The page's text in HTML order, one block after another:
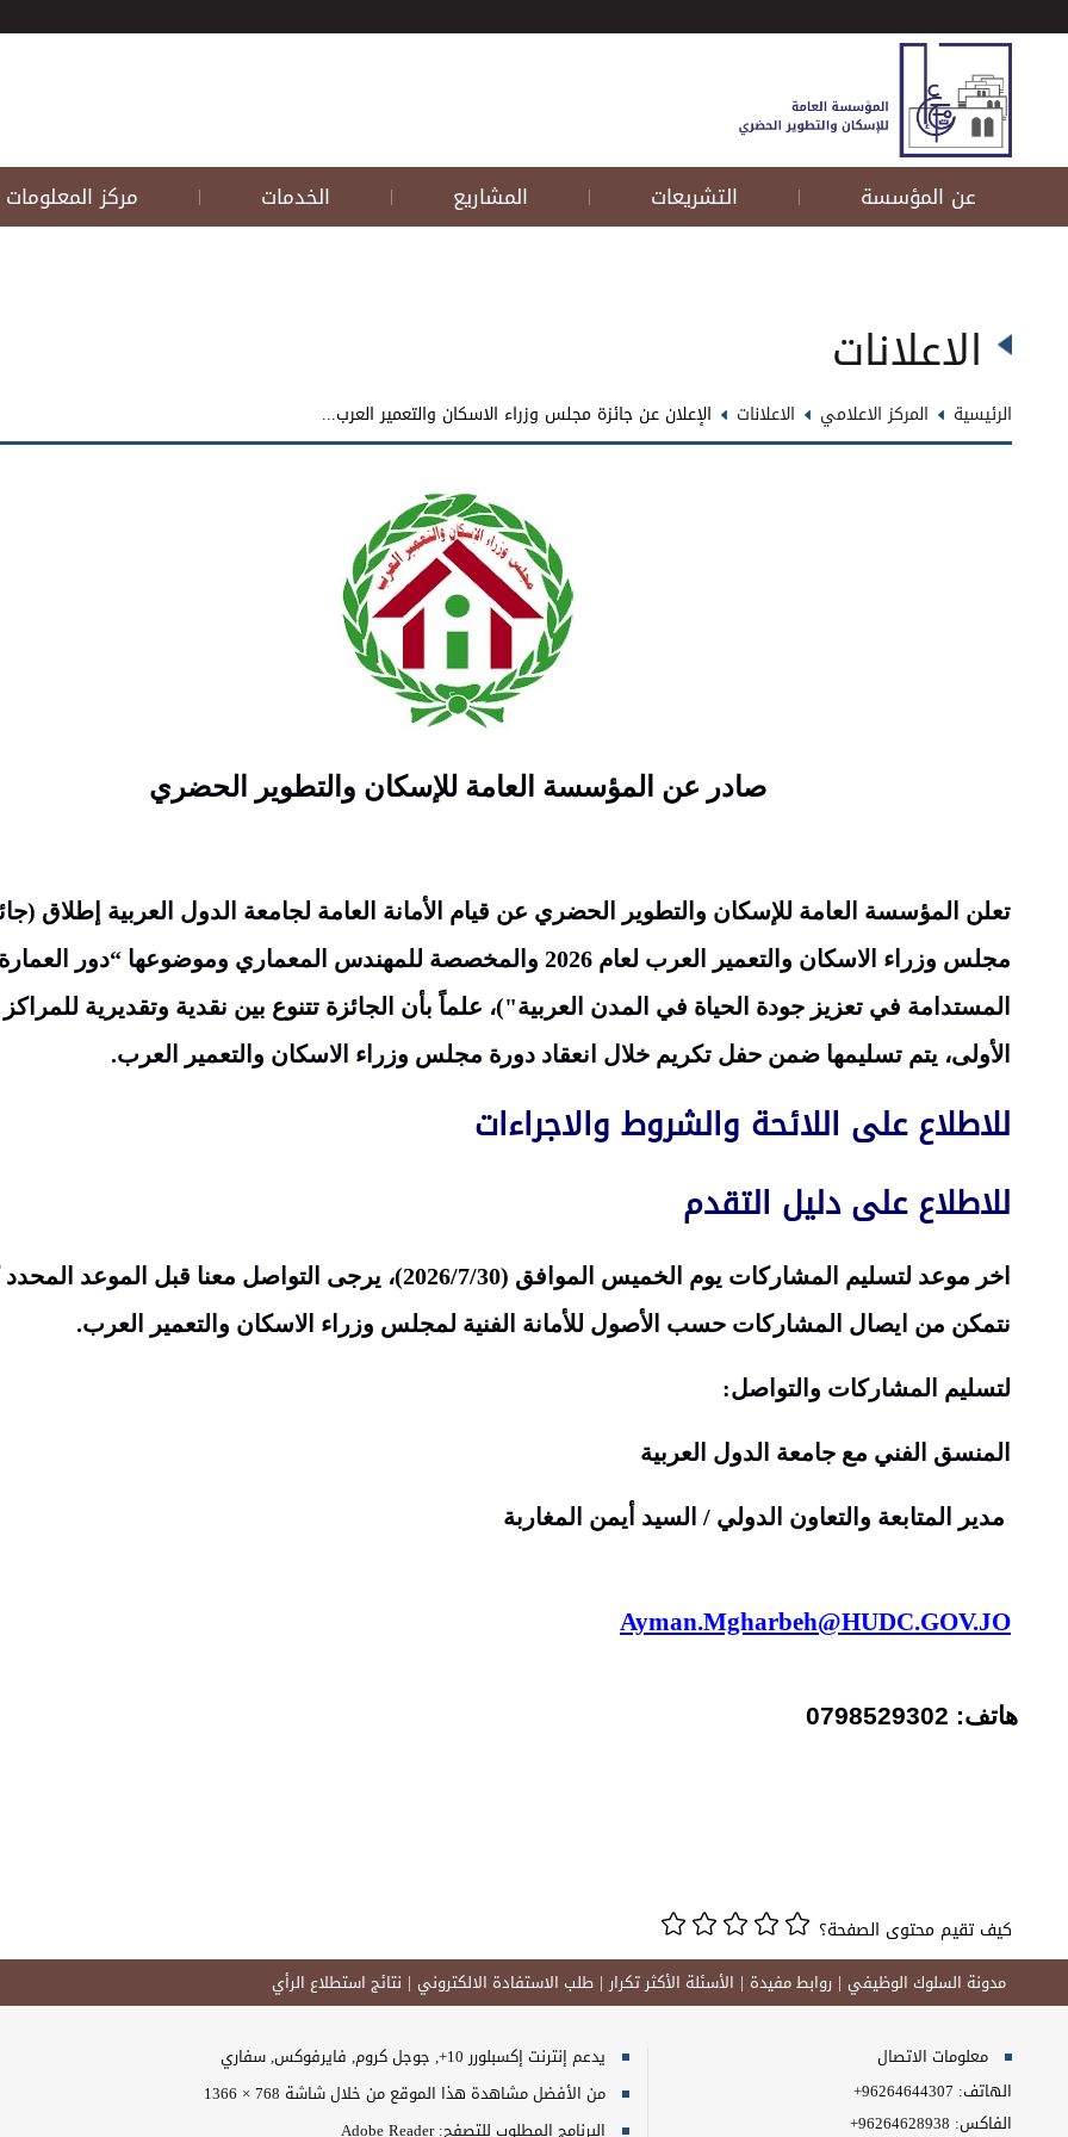
عن المؤسسة | التشريعات | المشاريع | الخدمات | مركز المعلومات
الاعلانات
الرئيسية المركز الاعلامي الاعلانات الإعلان عن جائزة مجلس وزراء الاسكان والتعمير العرب...
صادر عن المؤسسة العامة للإسكان والتطوير الحضري
تعلن المؤسسة العامة للإسكان والتطوير الحضري عن قيام الأمانة العامة لجامعة الدول العربية إطلاق
مجلس وزراء الاسكان والتعمير العرب لعام 2026 والمخصصة للمهندس المعماري وموضوعها “دور العمارة
المستدامة في تعزيز جودة الحياة في المدن العربية")، علماً بأن الجائزة تتنوع بين نقدية وتقديرية
الأولى، يتم تسليمها ضمن حفل تكريم خلال انعقاد دورة مجلس وزراء الاسكان والتعمير العرب.
للاطلاع على اللائحة والشروط والاجراءات
للاطلاع على دليل التقدم
اخر موعد لتسليم المشاركات يوم الخميس الموافق (2026/7/30)، يرجى التواصل معنا قبل الموعد
نتمكن من ايصال المشاركات حسب الأصول للأمانة الفنية لمجلس وزراء الاسكان والتعمير العرب.
لتسليم المشاركات والتواصل:
المنسق الفني مع جامعة الدول العربية
مدير المتابعة والتعاون الدولي / السيد أيمن المغاربة
Ayman.Mgharbeh@HUDC.GOV.JO
هاتف: 0798529302
كيف تقيم محتوى الصفحة؟
مدونة السلوك الوظيفي روابط مفيدة الأسئلة الأكثر تكرار طلب الاستفادة الالكتروني نتائج استطلاع الرأي
معلومات الاتصال
الهاتف: +96264644307
الفاكس: +96264628938
يدعم إنترنت إكسبلورر 10+, جوجل كروم, فايرفوكس, سفاري
من الأفضل مشاهدة هذا الموقع من خلال شاشة 768 × 1366
البرنامج المطلوب للتصفح: Adobe Reader